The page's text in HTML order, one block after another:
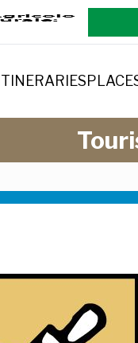
ITINERARIES